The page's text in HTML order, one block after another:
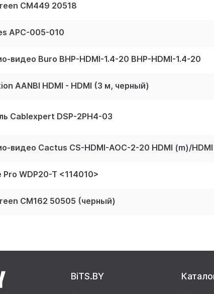
CM449 20518
APC-005-010
видео Buro BHP-HDMI-1.4-20 BHP-HDMI-1.4-20
AANBI HDMI - HDMI (3 м, черный)
Cablexpert DSP-2PH4-03
Pro WDP20-T <114010>
CM162 50505 (черный)
BiTS.BY